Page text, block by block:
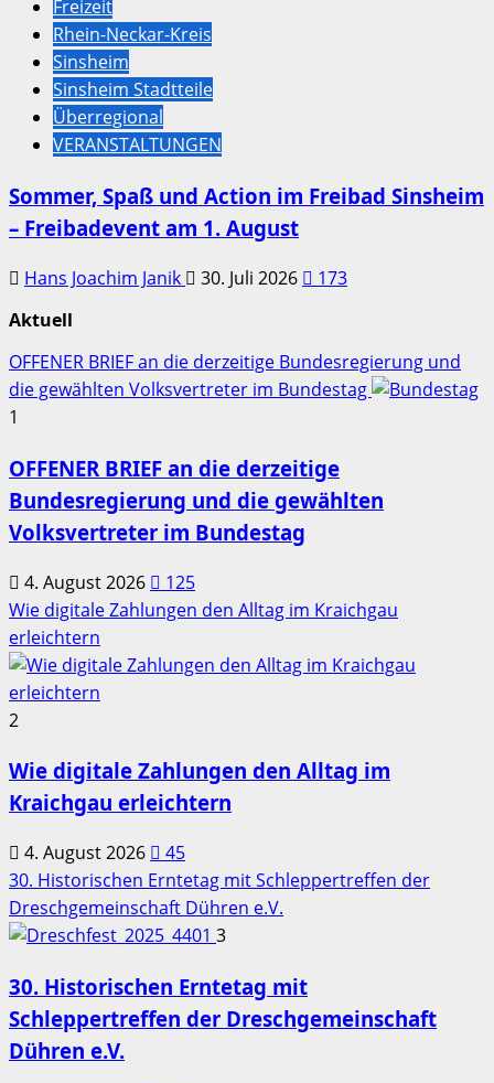
Freizeit
Rhein-Neckar-Kreis
Sinsheim
Sinsheim Stadtteile
Überregional
VERANSTALTUNGEN
Sommer, Spaß und Action im Freibad Sinsheim
– Freibadevent am 1. August
Hans Joachim Janik 30. Juli 2026
173
Aktuell
OFFENER BRIEF an die derzeitige Bundesregierung und
die gewählten Volksvertreter im Bundestag
1
OFFENER BRIEF an die derzeitige
Bundesregierung und die gewählten
Volksvertreter im Bundestag
4. August 2026
125
Wie digitale Zahlungen den Alltag im Kraichgau
erleichtern
2
Wie digitale Zahlungen den Alltag im
Kraichgau erleichtern
4. August 2026
45
30. Historischen Erntetag mit Schleppertreffen der
Dreschgemeinschaft Dühren e.V.
3
30. Historischen Erntetag mit
Schleppertreffen der Dreschgemeinschaft
Dühren e.V.